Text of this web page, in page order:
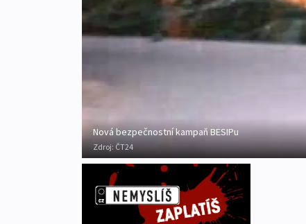
Nová bezpečnostní kampaň BESIPu
Zdroj: ČT24